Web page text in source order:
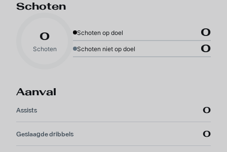
Schoten
0
Schoten
Schoten op doel 0
Schoten niet op doel 0
Aanval
Assists 0
Geslaagde dribbels 0